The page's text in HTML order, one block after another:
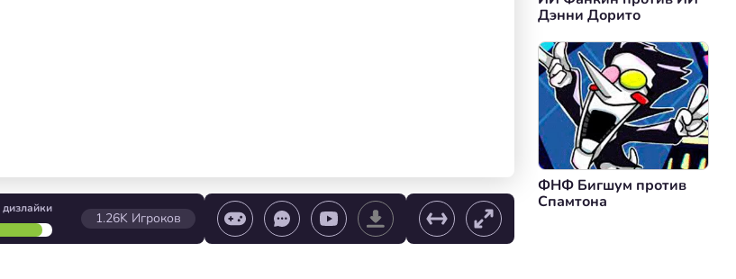
дизлайки
1.26K Игроков
Дэнни Дорито
ФНФ Бигшум против
Спамтона